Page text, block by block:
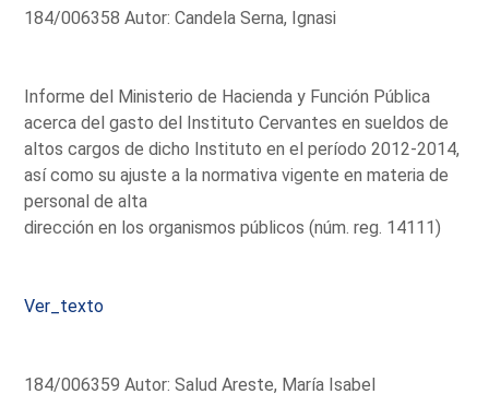
184/006358 Autor: Candela Serna, Ignasi
Informe del Ministerio de Hacienda y Función Pública
acerca del gasto del Instituto Cervantes en sueldos de
altos cargos de dicho Instituto en el período 2012-2014,
así como su ajuste a la normativa vigente en materia de
personal de alta
dirección en los organismos públicos (núm. reg. 14111)
Ver_texto
184/006359 Autor: Salud Areste, María Isabel